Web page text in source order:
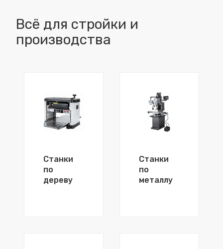
Всё для стройки и
производства
Станки
по
дереву
Станки
по
металлу